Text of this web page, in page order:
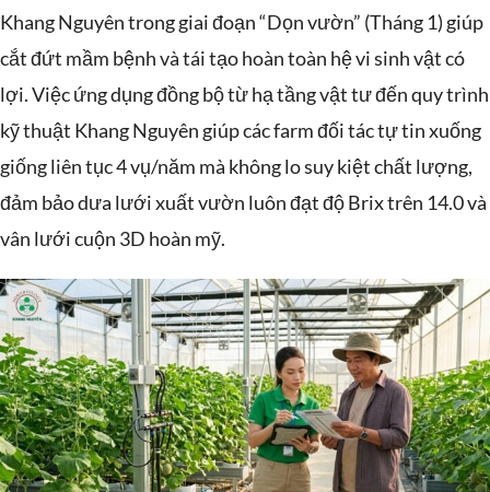
Khang Nguyên trong giai đoạn “Dọn vườn” (Tháng 1) giúp
cắt đứt mầm bệnh và tái tạo hoàn toàn hệ vi sinh vật có
lợi. Việc ứng dụng đồng bộ từ hạ tầng vật tư đến quy trình
kỹ thuật Khang Nguyên giúp các farm đối tác tự tin xuống
giống liên tục 4 vụ/năm mà không lo suy kiệt chất lượng,
đảm bảo dưa lưới xuất vườn luôn đạt độ Brix trên 14.0 và
vân lưới cuộn 3D hoàn mỹ.